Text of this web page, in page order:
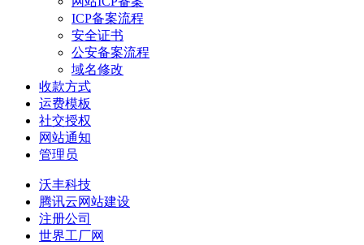
ICP备案流程
安全证书
公安备案流程
域名修改
收款方式
运费模板
社交授权
网站通知
管理员
沃丰科技
腾讯云网站建设
注册公司
世界工厂网